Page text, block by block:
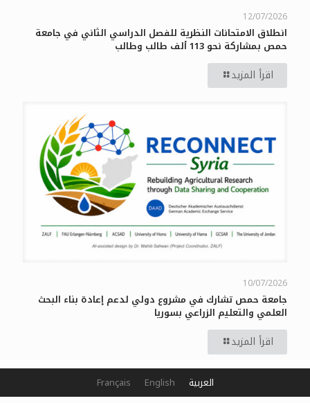
12/07/2026
انطلاق الامتحانات النظرية للفصل الدراسي الثاني في جامعة
حمص بمشاركة نحو 113 ألف طالب وطالب
اقرأ المزيد
10/07/2026
جامعة حمص تشارك في مشروع دولي لدعم إعادة بناء البحث
العلمي والتعليم الزراعي بسوريا
اقرأ المزيد
العربية English
Français